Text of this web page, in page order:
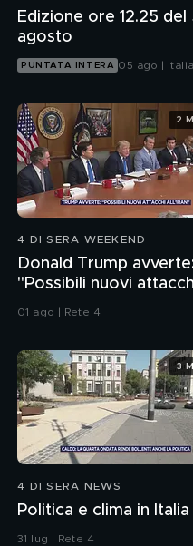
Edizione ore 12.25 del
agosto
PUNTATA INTERA 05 ago | Italia
4 DI SERA WEEKEND
Donald Trump avverte:
"Possibili nuovi
all'Iran"
01 ago | Rete 4
2
4 DI SERA NEWS
Politica e clima in Italia
31 lug | Rete 4
3